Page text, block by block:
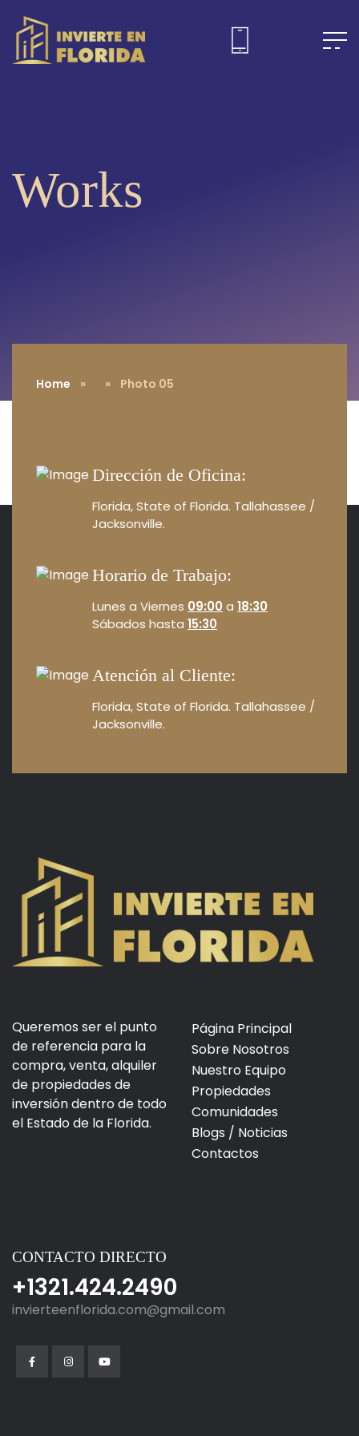
Works
Home » » Photo 05
Dirección de Oficina:
Florida, State of Florida. Tallahassee /
Jacksonville.
Horario de Trabajo:
Lunes a Viernes 09:00 a 18:30
Sábados hasta 15:30
Atención al Cliente:
Florida, State of Florida. Tallahassee /
Jacksonville.
Queremos ser el punto
de referencia para la
compra, venta, alquiler
de propiedades de
inversión dentro de todo
el Estado de la Florida.
Página Principal
Sobre Nosotros
Nuestro Equipo
Propiedades
Comunidades
Blogs / Noticias
Contactos
CONTACTO DIRECTO
+1321.424.2490
invierteenflorida.com@gmail.com